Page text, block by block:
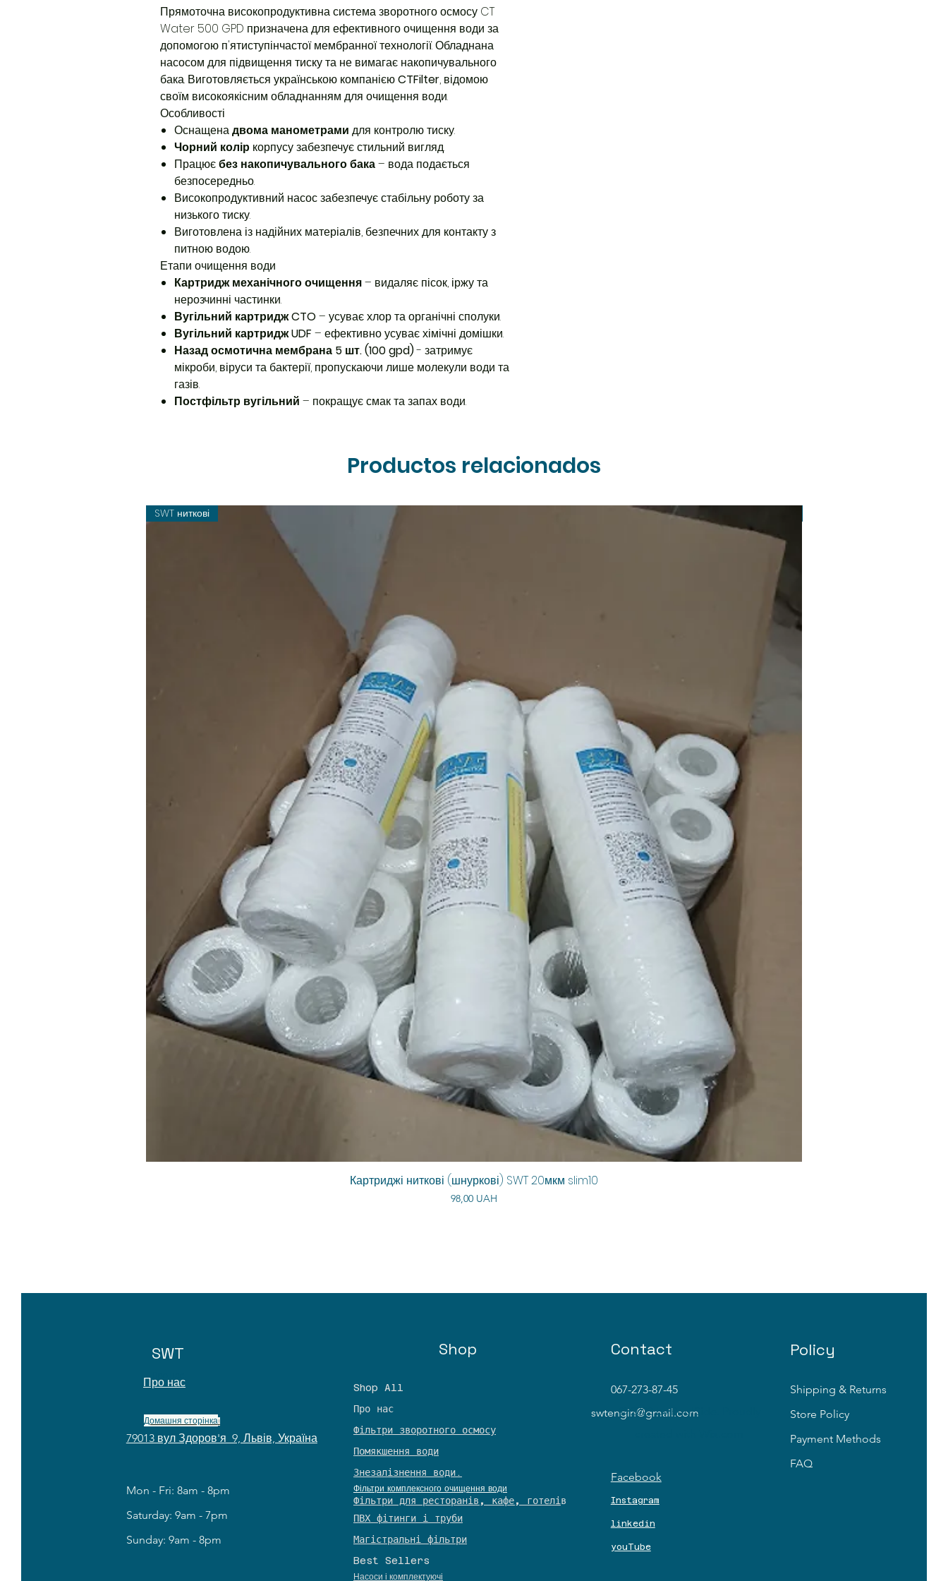
Прямоточна високопродуктивна система зворотного осмосу CT
Water 500 GPD призначена для ефективного очищення води за
допомогою п'ятиступінчастої мембранної технології. Обладнана
насосом для підвищення тиску та не вимагає накопичувального
бака. Виготовляється українською компанієюCTFilter, відомою
своїм високоякісним обладнанням для очищення води.
Особливості
Оснащенадвома манометрами для контролю тиску.
Чорний колір корпусу забезпечує стильний вигляд.
Працюєбез накопичувального бака– вода подається
безпосередньо.
Високопродуктивний насос забезпечує стабільну роботу за
низького тиску.
Виготовлена із надійних матеріалів, безпечних для контакту з
питною водою.
Етапи очищення води
Картридж механічного очищення– видаляє пісок, іржу та
нерозчинні частинки.
Вугільний картридж CTO– усуває хлор та органічні сполуки.
Вугільний картридж UDF – ефективно усуває хімічні домішки.
Назад осмотична мембрана 5 шт. (100 gpd)- затримує
мікроби, віруси та бактерії, пропускаючи лише молекули води та
газів.
Постфільтр вугільний – покращує смак та запах води.
Productos relacionados
Vista rápida
SWT ниткові
Картриджі ниткові (шнуркові) SWT 20мкм slim10
Precio
98,00 UAH
SWT
Домашня сторінка!
79013 вул Здоров'я 9, Львів, Україна
Mon - Fri: 8am - 8pm
​​Saturday: 9am - 7pm
​Sunday: 9am - 8pm
Shop
Shop All
Про нас
Фільтри зворотного осмосу
Помякшення води
Знезалізнення води.
Фільтри комплексного очищення води
​Фільтри для ресторанів, кафе, готелі в
​ПВХ фітинги і труби
Магістральні фільтри
Best Sellers
Насоси і комплектуючі
Contact
067-273-87-45
swtengin@gmail.com
Facebook
Instagram
linkedin
youTube
Policy
Shipping & Returns
Store Policy
Payment Methods
FAQ
Про нас
© 2023 by PoolSide. Proudly